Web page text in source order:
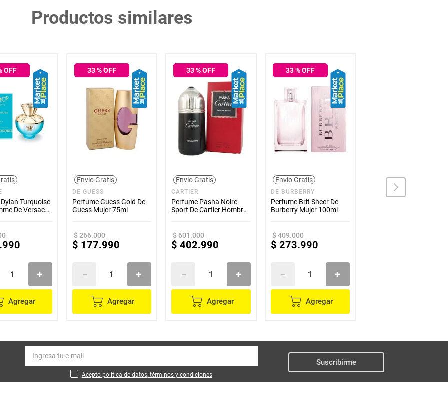
Productos similares
OFF
Turquoise
De Versace
.990
Agregar
Envio Gratis
33% OFF
DE GUESS
Perfume Guess Gold De
Guess Mujer 75ml
$266.000
$ 177.990
Agregar
Envio Gratis
33% OFF
CARTIER
Perfume Pasha Noire
Sport De Cartier Hombre
$601.000
$ 402.990
Agregar
Envio Gratis
33% OFF
DE BURBERRY
Perfume Brit Sheer De
Burberry Mujer 100ml
$409.000
$ 273.990
Agregar
Envio Gratis
DE PERRY ELLIS
Acepto política de datos, términos y condiciones
Suscribirme